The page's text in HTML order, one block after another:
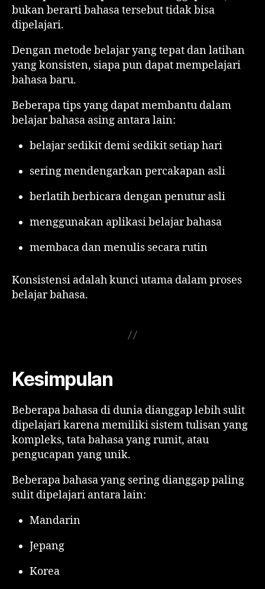
bukan berarti bahasa tersebut tidak bisa
dipelajari.
Dengan metode belajar yang tepat dan latihan
yang konsisten, siapa pun dapat mempelajari
bahasa baru.
Beberapa tips yang dapat membantu dalam
belajar bahasa asing antara lain:
belajar sedikit demi sedikit setiap hari
sering mendengarkan percakapan asli
berlatih berbicara dengan penutur asli
menggunakan aplikasi belajar bahasa
membaca dan menulis secara rutin
Konsistensi adalah kunci utama dalam proses
belajar bahasa.
Kesimpulan
Beberapa bahasa di dunia dianggap lebih sulit
dipelajari karena memiliki sistem tulisan yang
kompleks, tata bahasa yang rumit, atau
pengucapan yang unik.
Beberapa bahasa yang sering dianggap paling
sulit dipelajari antara lain:
Mandarin
Jepang
Korea